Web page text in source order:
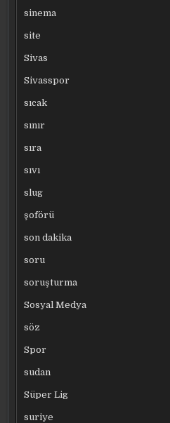
sinema
site
Sivas
Sivasspor
sıcak
sınır
sıra
sıvı
slug
şoförü
son dakika
soru
soruşturma
Sosyal Medya
söz
Spor
sudan
Süper Lig
suriye